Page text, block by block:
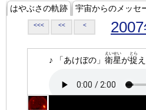
はやぶさの軌跡 宇宙からのメッセ
<<< << <
♪ 「あけぼの」 衛星
えいせい
が捉
とら